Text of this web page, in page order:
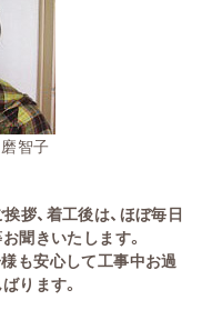
智子
拶、着工後は、ほぼ毎日
聞きいたします。
も安心して工事中お過
ります。